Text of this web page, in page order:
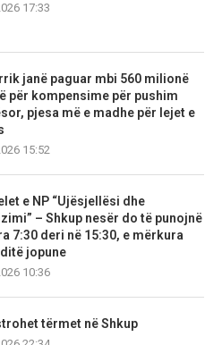
17:33
janë paguar mbi 560 milionë
për kompensime për pushim
pjesa më e madhe për lejet e
15:52
e NP “Ujësjellësi dhe
– Shkup nesër do të punojnë
7:30 deri në 15:30, e mërkura
jopune
10:36
tërmet në Shkup